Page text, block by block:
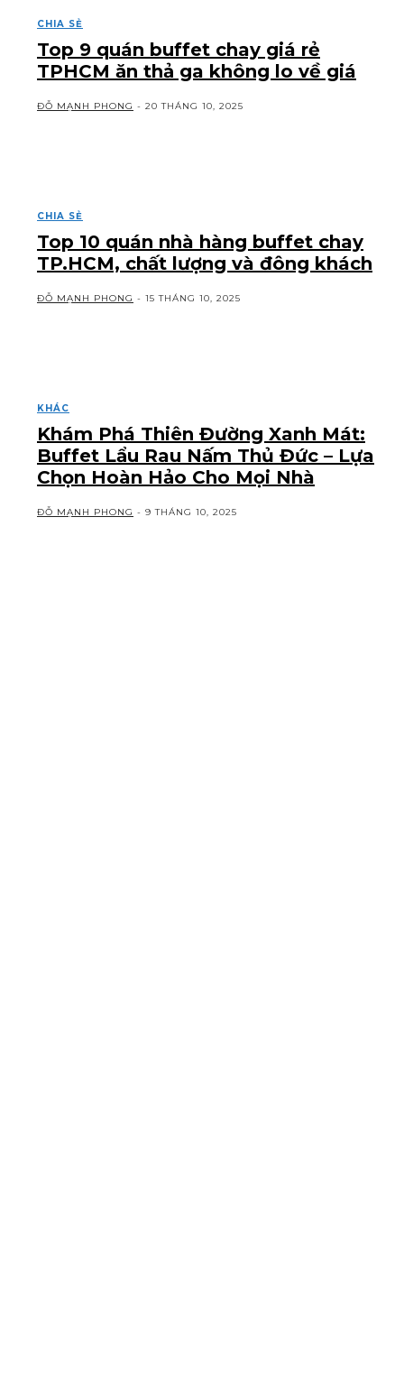
CHIA SẺ
Top 9 quán buffet chay giá rẻ
TPHCM ăn thả ga không lo về giá
ĐỖ MẠNH PHONG - 20 THÁNG 10, 2025
CHIA SẺ
Top 10 quán nhà hàng buffet chay
TP.HCM, chất lượng và đông khách
ĐỖ MẠNH PHONG - 15 THÁNG 10, 2025
KHÁC
Khám Phá Thiên Đường Xanh Mát:
Buffet Lẩu Rau Nấm Thủ Đức – Lựa
Chọn Hoàn Hảo Cho Mọi Nhà
ĐỖ MẠNH PHONG - 9 THÁNG 10, 2025